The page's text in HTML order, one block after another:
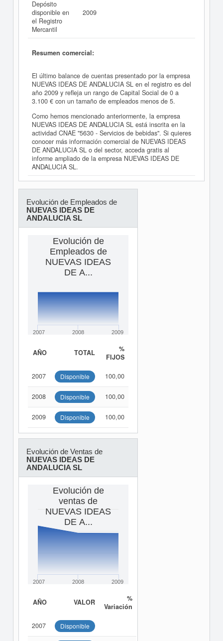
Depósito
disponible en
el Registro
Mercantil
2009
Resumen comercial:
El último balance de cuentas presentado por la empresa
NUEVAS IDEAS DE ANDALUCIA SL en el registro es del
año 2009 y refleja un rango de Capital Social de 0 a
3.100 € con un tamaño de empleados menos de 5.
Como hemos mencionado anteriormente, la empresa
NUEVAS IDEAS DE ANDALUCIA SL está inscrita en la
actividad CNAE "5630 - Servicios de bebidas". Si quieres
conocer más información comercial de NUEVAS IDEAS
DE ANDALUCIA SL o del sector, acceda gratis al
informe ampliado de la empresa NUEVAS IDEAS DE
ANDALUCIA SL.
Evolución de Empleados de
NUEVAS IDEAS DE
ANDALUCIA SL
Evolución de
Empleados de
NUEVAS IDEAS
DE A...
2007 2008 2009
AÑO TOTAL
%
FIJOS
2007 Disponible 100,00
2008 Disponible 100,00
2009 Disponible 100,00
Evolución de Ventas de
NUEVAS IDEAS DE
ANDALUCIA SL
Evolución de
ventas de
NUEVAS IDEAS
DE A...
2007 2008 2009
AÑO VALOR
%
Variación
2007 Disponible